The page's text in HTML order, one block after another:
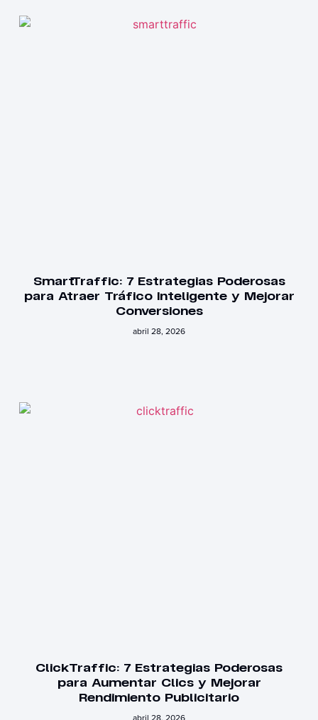
SmartTraffic: 7 Estrategias Poderosas
para Atraer Tráfico Inteligente y Mejorar
Conversiones
abril 28, 2026
ClickTraffic: 7 Estrategias Poderosas
para Aumentar Clics y Mejorar
Rendimiento Publicitario